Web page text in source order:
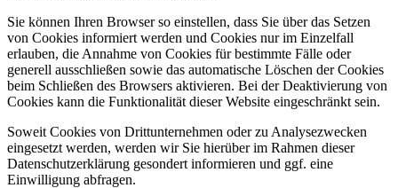
Sie können Ihren Browser so einstellen, dass Sie über das Setzen
von Cookies informiert werden und Cookies nur im Einzelfall
erlauben, die Annahme von Cookies für bestimmte Fälle oder
generell ausschließen sowie das automatische Löschen der Cookies
beim Schließen des Browsers aktivieren. Bei der Deaktivierung von
Cookies kann die Funktionalität dieser Website eingeschränkt sein.
Soweit Cookies von Drittunternehmen oder zu Analysezwecken
eingesetzt werden, werden wir Sie hierüber im Rahmen dieser
Datenschutzerklärung gesondert informieren und ggf. eine
Einwilligung abfragen.